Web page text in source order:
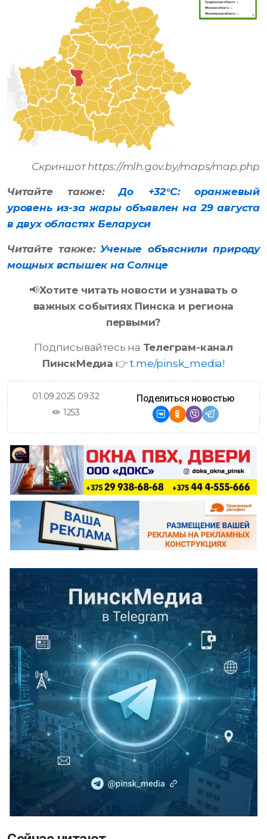
Скриншот https://mlh.gov.by/maps/map.php
Читайте также:До +32°С: оранжевый
уровень из-за жары объявлен на 29 августа
в двух областях Беларуси
Читайте также: Ученые объяснили природу
мощных вспышек на Солнце
📢Хотите читать новости и узнавать о
важных событиях Пинска и региона
первыми?
Подписывайтесь на Телеграм-канал
ПинскМедиа 👉t.me/pinsk_media!
01.09.2025 09:32
1253
Поделиться новостью